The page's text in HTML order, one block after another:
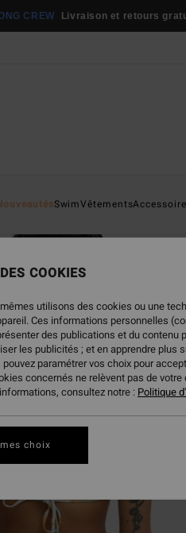
CREW Livraison et retours
SwimVêtements
COOKIES
utilisons des cookies ou une
Ces informations personnelles
des publications et du
les publicités ; et en apprendre plus
paramétrer vos choix pour
concernés ne relèvent pas de
consultez notre : Politique
choix